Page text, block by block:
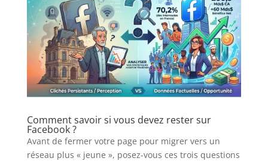
Comment savoir si vous devez rester sur
Facebook ?
Avant de fermer votre page pour migrer vers un
réseau plus « jeune », posez-vous ces trois questions